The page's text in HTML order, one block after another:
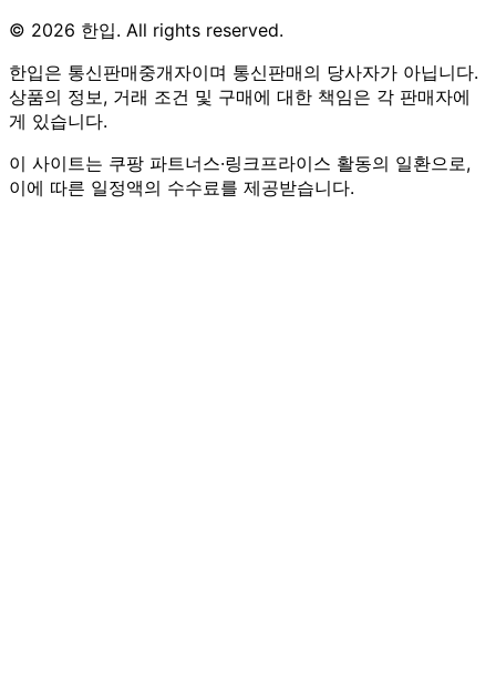
© 2026 한입. All rights reserved.
한입은 통신판매중개자이며 통신판매의 당사자가 아닙니다.
상품의 정보, 거래 조건 및 구매에 대한 책임은 각 판매자에
게 있습니다.
이 사이트는 쿠팡 파트너스·링크프라이스 활동의 일환으로,
이에 따른 일정액의 수수료를 제공받습니다.